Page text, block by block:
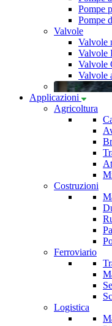
Pompe
Pompe
Valvole
Valvole
Valvole
Valvole
Valvole
Applicazioni
Agricoltura
Costruzioni
Ferroviario
Logistica